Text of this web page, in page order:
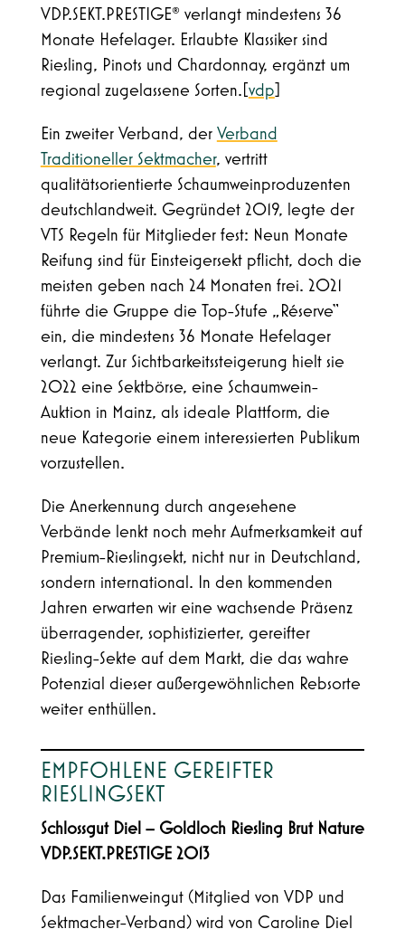
VDP.SEKT.PRESTIGE® verlangt mindestens 36
Monate Hefelager. Erlaubte Klassiker sind
Riesling, Pinots und Chardonnay, ergänzt um
regional zugelassene Sorten.[vdp]​
Ein zweiter Verband, der Verband
Traditioneller Sektmacher, vertritt
qualitätsorientierte Schaumweinproduzenten
deutschlandweit. Gegründet 2019, legte der
VTS Regeln für Mitglieder fest: Neun Monate
Reifung sind für Einsteigersekt pflicht, doch die
meisten geben nach 24 Monaten frei. 2021
führte die Gruppe die Top-Stufe „Réserve“
ein, die mindestens 36 Monate Hefelager
verlangt. Zur Sichtbarkeitssteigerung hielt sie
2022 eine Sektbörse, eine Schaumwein-
Auktion in Mainz, als ideale Plattform, die
neue Kategorie einem interessierten Publikum
vorzustellen.
Die Anerkennung durch angesehene
Verbände lenkt noch mehr Aufmerksamkeit auf
Premium-Rieslingsekt, nicht nur in Deutschland,
sondern international. In den kommenden
Jahren erwarten wir eine wachsende Präsenz
überragender, sophistizierter, gereifter
Riesling-Sekte auf dem Markt, die das wahre
Potenzial dieser außergewöhnlichen Rebsorte
weiter enthüllen.
EMPFOHLENE GEREIFTER
RIESLINGSEKT
Schlossgut Diel – Goldloch Riesling Brut Nature
VDP.SEKT.PRESTIGE 2013
Das Familienweingut (Mitglied von VDP und
Sektmacher-Verband) wird von Caroline Diel